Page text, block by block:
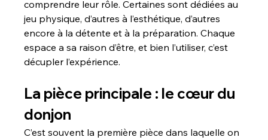
comprendre leur rôle. Certaines sont dédiées au
jeu physique, d’autres à l’esthétique, d’autres
encore à la détente et à la préparation. Chaque
espace a sa raison d’être, et bien l’utiliser, c’est
décupler l’expérience.
La pièce principale : le cœur du
donjon
C’est souvent la première pièce dans laquelle on